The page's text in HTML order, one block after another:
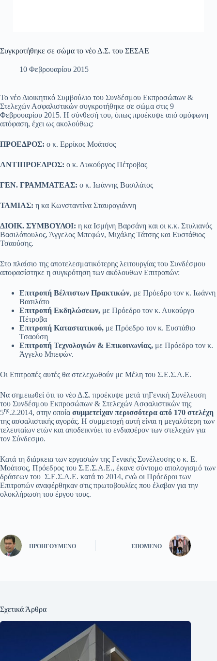
Συγκροτήθηκε σε σώμα το νέο Δ.Σ. του ΣΕΣΑΕ
10 Φεβρουαρίου 2015
Το νέο Διοικητικό Συμβούλιο του Συνδέσμου Εκπροσώπων &
Στελεχών Ασφαλιστικών συγκροτήθηκε σε σώμα στις 9
Φεβρουαρίου 2015. Η σύνθεσή του, όπως προέκυψε από ομόφωνη
απόφαση, έχει ως ακολούθως:
ΠΡΟΕΔΡΟΣ: ο κ. Ερρίκος Μοάτσος
ΑΝΤΙΠΡΟΕΔΡΟΣ: ο κ. Λυκούργος Πέτροβας
ΓΕΝ. ΓΡΑΜΜΑΤΕΑΣ: ο κ. Ιωάννης Βασιλάτος
ΤΑΜΙΑΣ: η κα Κωνσταντίνα Σταυρογιάννη
ΔΙΟΙΚ. ΣΥΜΒΟΥΛΟΙ: η κα Ισμήνη Βαρσάνη και οι κ.κ. Στυλιανός
Βασιλόπουλος, Άγγελος Μπεφών, Μιχάλης Τάτσης και Ευστάθιος
Τσαούσης.
Στο πλαίσιο της αποτελεσματικότερης λειτουργίας του Συνδέσμου
αποφασίστηκε η συγκρότηση των ακόλουθων Επιτροπών:
Επιτροπή Βέλτιστων Πρακτικών, με Πρόεδρο τον κ. Ιωάννη
Βασιλάτο
Επιτροπή Εκδηλώσεων, με Πρόεδρο τον κ. Λυκούργο
Πέτροβα
Επιτροπή Καταστατικού, με Πρόεδρο τον κ. Ευστάθιο
Τσαούση
Επιτροπή Τεχνολογιών & Επικοινωνίας, με Πρόεδρο τον κ.
Άγγελο Μπεφών.
Οι Επιτροπές αυτές θα στελεχωθούν με Μέλη του Σ.Ε.Σ.Α.Ε.
Να σημειωθεί ότι το νέο Δ.Σ. προέκυψε μετά τηΓενική Συνέλευση
του Συνδέσμου Εκπροσώπων & Στελεχών Ασφαλιστικών της
5ης.2.2014, στην οποία συμμετείχαν περισσότερα από 170 στελέχη
της ασφαλιστικής αγοράς. Η συμμετοχή αυτή είναι η μεγαλύτερη των
τελευταίων ετών και αποδεικνύει το ενδιαφέρον των στελεχών για
τον Σύνδεσμο.
Κατά τη διάρκεια των εργασιών της Γενικής Συνέλευσης ο κ. Ε.
Μοάτσος, Πρόεδρος του Σ.Ε.Σ.Α.Ε., έκανε σύντομο απολογισμό των
δράσεων του Σ.Ε.Σ.Α.Ε. κατά το 2014, ενώ οι Πρόεδροι των
Επιτροπών αναφέρθηκαν στις πρωτοβουλίες που έλαβαν για την
ολοκλήρωση του έργου τους.
ΠΡΟΗΓΟΎΜΕΝΟ ΕΠΌΜΕΝΟ
Σχετικά Άρθρα